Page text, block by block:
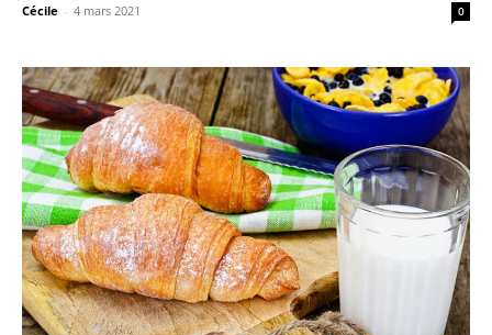
Cécile - 4 mars 2021 0